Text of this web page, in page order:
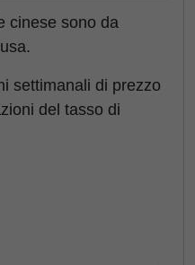
cinese sono da
settimanali di prezzo
del tasso di